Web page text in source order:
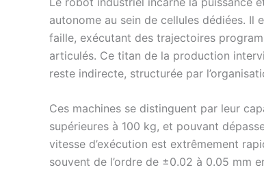
autonome au sein de cellules dédiées. Il
faille, exécutant des trajectoires
articulés. Ce titan de la production
reste indirecte, structurée par
Ces machines se distinguent par leur
supérieures à 100 kg, et pouvant
vitesse d’exécution est extrêmement
souvent de l’ordre de ±0.02 à 0.05 mm